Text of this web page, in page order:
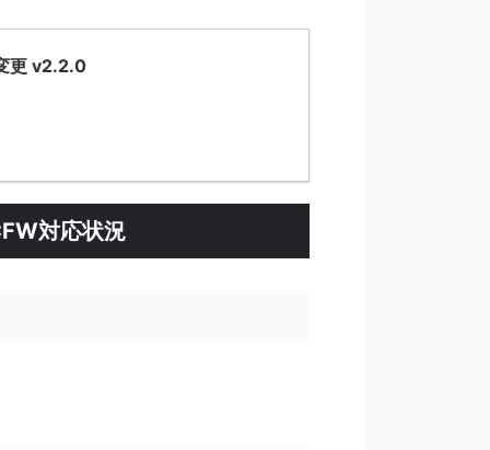
更 v2.2.0
対応状況